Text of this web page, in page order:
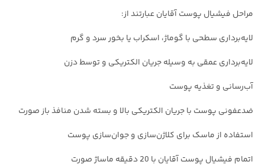
مراحل فیشیال پوست آقایان عبارتند از:
لایه‌برداری سطحی با گوماژ، اسکراب یا بخور سرد و گرم
لایه‌برداری عمقی به وسیله جریان الکتریکی و توسط دزن
آب‌رسانی و تغذیه پوست
ضدعفونی پوست با جریان الکتریکی بالا و بسته شدن منافذ باز صورت
استفاده از ماسک برای کلاژن‌سازی و جوان‌سازی پوست
اتمام فیشیال پوست آقایان با 20 دقیقه ماساژ صورت